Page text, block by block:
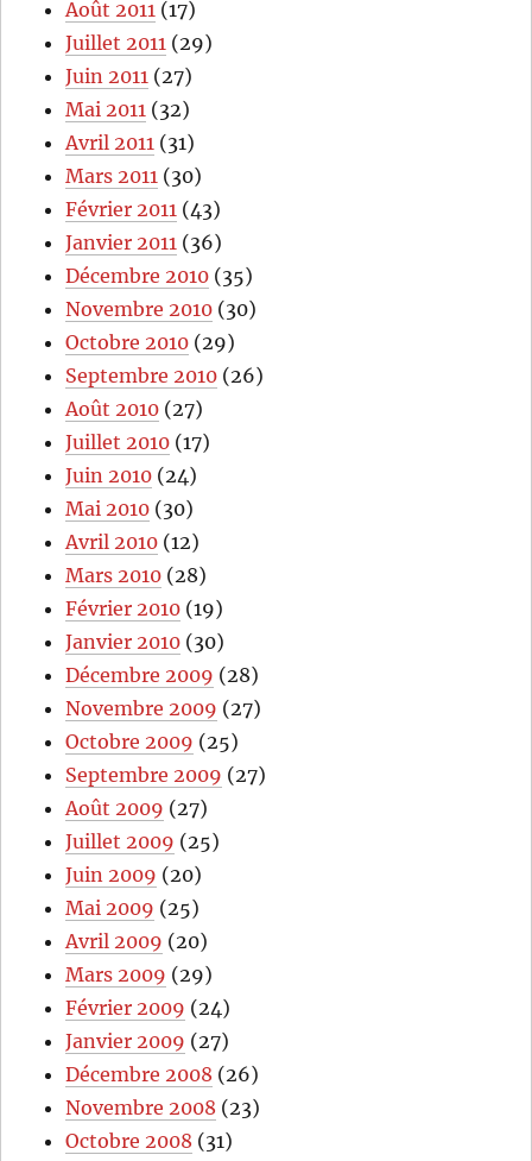
Août 2011 (17)
Juillet 2011 (29)
Juin 2011 (27)
Mai 2011 (32)
Avril 2011 (31)
Mars 2011 (30)
Février 2011 (43)
Janvier 2011 (36)
Décembre 2010 (35)
Novembre 2010 (30)
Octobre 2010 (29)
Septembre 2010 (26)
Août 2010 (27)
Juillet 2010 (17)
Juin 2010 (24)
Mai 2010 (30)
Avril 2010 (12)
Mars 2010 (28)
Février 2010 (19)
Janvier 2010 (30)
Décembre 2009 (28)
Novembre 2009 (27)
Octobre 2009 (25)
Septembre 2009 (27)
Août 2009 (27)
Juillet 2009 (25)
Juin 2009 (20)
Mai 2009 (25)
Avril 2009 (20)
Mars 2009 (29)
Février 2009 (24)
Janvier 2009 (27)
Décembre 2008 (26)
Novembre 2008 (23)
Octobre 2008 (31)